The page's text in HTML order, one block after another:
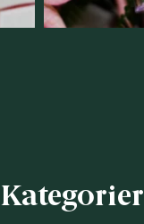
Kategorier